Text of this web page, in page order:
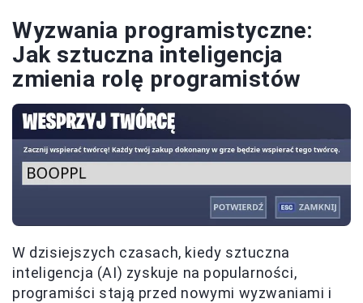
Wyzwania programistyczne:
Jak sztuczna inteligencja
zmienia rolę programistów
W dzisiejszych czasach, kiedy sztuczna
inteligencja (AI) zyskuje na popularności,
programiści stają przed nowymi wyzwaniami i